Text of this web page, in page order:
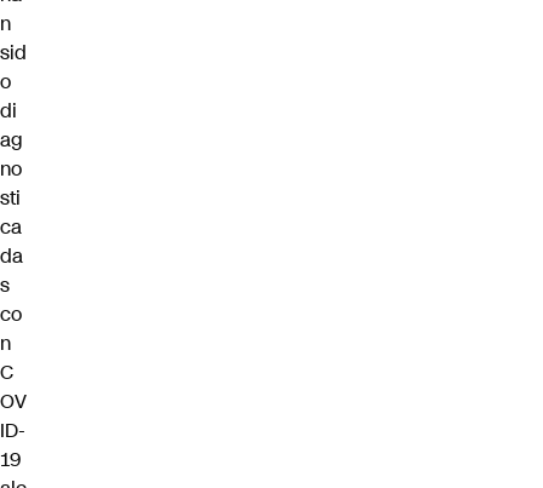
n
sid
o
di
ag
no
sti
ca
da
s
co
n
C
OV
ID-
19